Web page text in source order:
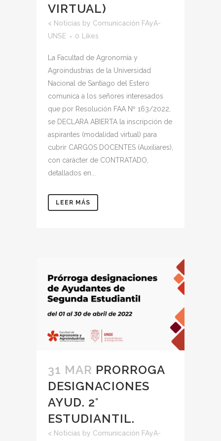
VIRTUAL)
< Noticias by Comunicación FAyA-
UNSE
0 Likes
La Facultad de Agronomía y
Agroindustrias de la Universidad
Nacional de Santiago del Estero
comunica a los señores interesados
que por Resolución FAA Nº 163/2022,
se DECLARA ABIERTA la inscripción de
aspirantes (modalidad virtual) para
cubrir CARGOS DOCENTES (Auxiliares),
con carácter de CONTRATADO,
detallados en...
LEER MÁS
31 MAR PRORROGA
DESIGNACIONES
AYUD. 2°
ESTUDIANTIL.
< Noticias by Comunicación FAyA-